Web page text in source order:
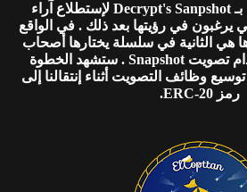
يستخدم DAO الخاص بـ Decrypt's Sanpshot لإستطلاع آراء
يرغبون في رؤيتها بعد ذلك . في الواقع
هي الثانية في سلسلة يختارها أصحاب
Decrypt NFT بإستخدام تصويت Snapshot . ستشهد الخطوة
التالية في تطوير DAO توسيع وظائف التصويت أثناء إنتقالنا إلى
رمز ERC-20.